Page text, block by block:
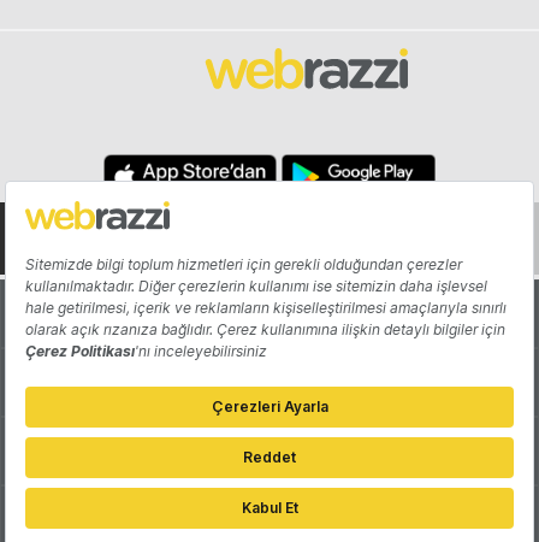
Hakkında Yazarlar
Katkıda Bulun Reklam